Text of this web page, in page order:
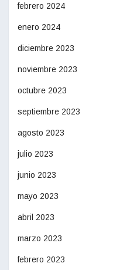
febrero 2024
enero 2024
diciembre 2023
noviembre 2023
octubre 2023
septiembre 2023
agosto 2023
julio 2023
junio 2023
mayo 2023
abril 2023
marzo 2023
febrero 2023